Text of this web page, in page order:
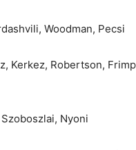
Woodman, Pecsi
Kerkez, Robertson,
Nyoni